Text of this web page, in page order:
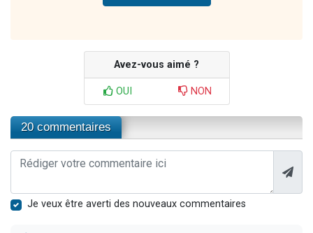
Avez-vous aimé ?
OUI NON
20 commentaires
Je veux être averti des nouveaux commentaires